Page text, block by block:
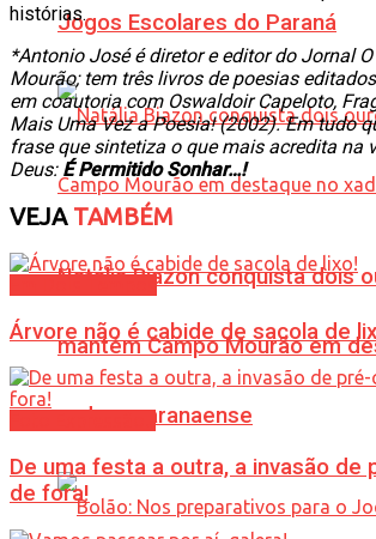
Jogos Escolares do Paraná
Natália Biazon conquista dois
mantém Campo Mourão em
xadrez paranaense
histórias.
*Antonio José é diretor e editor do Jornal
Mourão; tem três livros de poesias
em coautoria com Oswaldoir Capeloto,
Mais Uma Vez a Poesia! (2002). Em tudo
frase que sintetiza o que mais acredita na
Deus: É Permitido Sonhar…!
VEJATAMBÉM
Árvore não é cabide de sacola de
De uma festa a outra, a invasão de
de fora!